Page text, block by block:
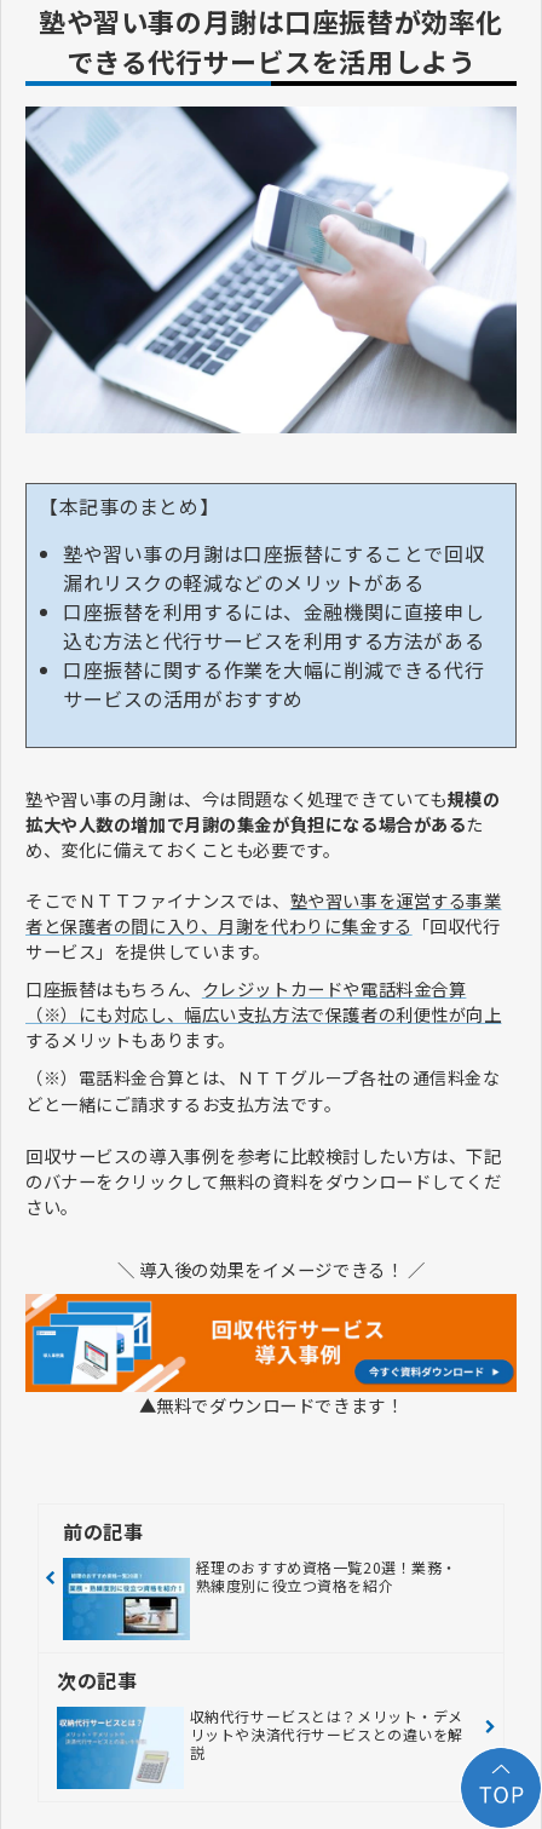
塾や習い事の月謝は口座振替が効率化
できる代行サービスを活用しよう
【本記事のまとめ】
塾や習い事の月謝は口座振替にすることで回収
漏れリスクの軽減などのメリットがある
口座振替を利用するには、金融機関に直接申し
込む方法と代行サービスを利用する方法がある
口座振替に関する作業を大幅に削減できる代行
サービスの活用がおすすめ
塾や習い事の月謝は、今は問題なく処理できていても規模の
拡大や人数の増加で月謝の集金が負担になる場合があるた
め、変化に備えておくことも必要です。
そこでＮＴＴファイナンスでは、 塾や習い事を運営する事業
者と保護者の間に入り、月謝を代わりに集金する 「回収代行
サービス」を提供しています。
口座振替はもちろん、 クレジットカードや電話料金合算
（※）にも対応し、幅広い支払方法で保護者の利便性が向上
するメリットもあります。
（※）電話料金合算とは、ＮＴＴグループ各社の通信料金な
どと一緒にご請求するお支払方法です。
回収サービスの導入事例を参考に比較検討したい方は、下記
のバナーをクリックして無料の資料をダウンロードしてくだ
さい。
＼ 導入後の効果をイメージできる！ ／
▲無料でダウンロードできます！
前の記事
経理のおすすめ資格一覧20選！業務・
熟練度別に役立つ資格を紹介
次の記事
収納代行サービスとは？メリット・デメ
リットや決済代行サービスとの違いを解
説